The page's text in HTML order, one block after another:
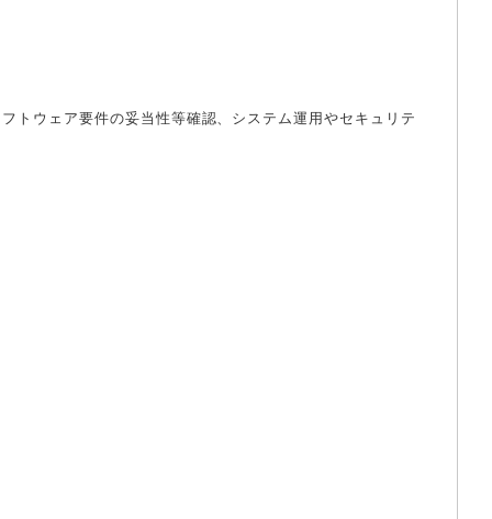
トウェア要件の妥当性等確認、システム運用やセキュリテ